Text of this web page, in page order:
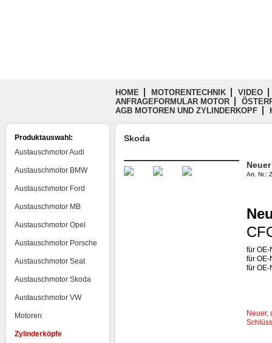
HOME MOTORENTECHNIK
VIDEO
ANFRAGEFORMULAR MOTOR
AGB MOTOREN UND ZYLINDERKOPF
Produktauswahl:
Austauschmotor Audi
Austauschmotor BMW
Austauschmotor Ford
Austauschmotor MB
Austauschmotor Opel
Austauschmotor Porsche
Austauschmotor Seat
Austauschmotor Skoda
Austauschmotor VW
Motoren
Zylinderköpfe
Skoda
Art. Nr.:
für OE-
für OE-
für OE-
Neuer,